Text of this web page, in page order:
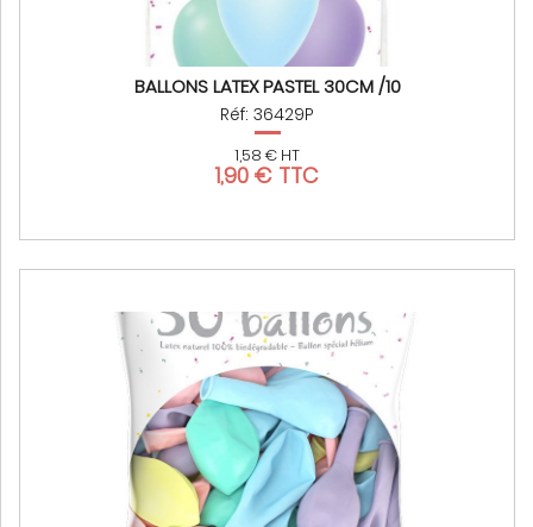
BALLONS LATEX PASTEL 30CM /10
Réf: 36429P
1,58 € HT
1,90 € TTC